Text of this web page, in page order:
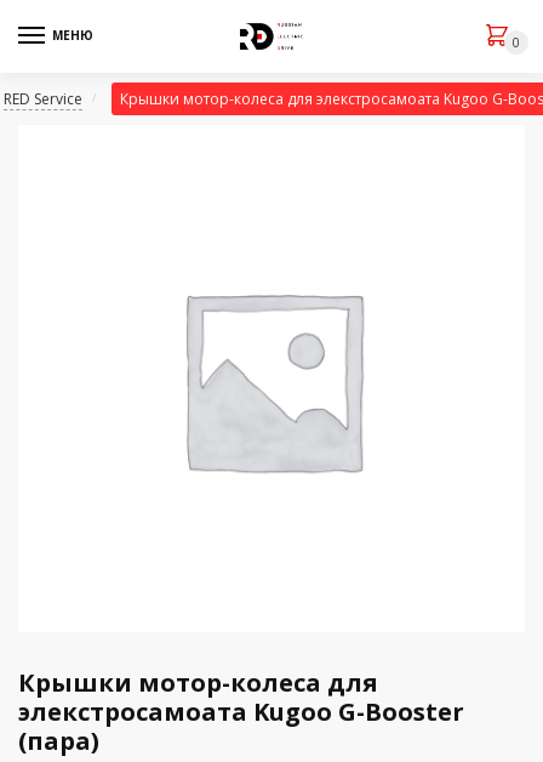
МЕНЮ 0
RED Service / Крышки мотор-колеса для элекстросамоата Kugoo G-
Крышки мотор-колеса для
элекстросамоата Kugoo G-Booster
(пара)